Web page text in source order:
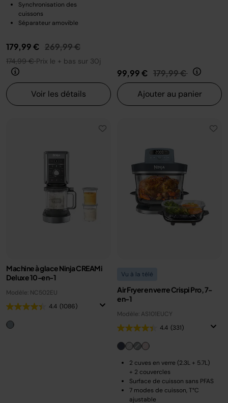
Synchronisation des
cuissons
Séparateur amovible
179,99 € Prix réduit de
269,99 €au
174,99 €Prix le + bas sur 30j
Voir les détails
99,99 € Prix réduit de
179,99 € au
Ajouter au panier
Machine à glace Ninja CREAMi
Deluxe 10-en-1
Modèle: NC502EU
4.4 (1086)
Vu à la télé
Air Fryer en verre Crispi Pro, 7-
en-1
Modèle: AS101EUCY
4.4 (331)
2 cuves en verre (2.3L + 5.7L)
+ 2 couvercles
Surface de cuisson sans PFAS
7 modes de cuisson, T°C
ajustable